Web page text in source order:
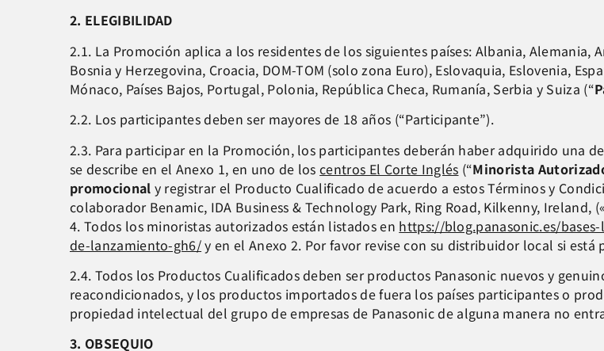
2. ELEGIBILIDAD
2.1. La Promoción aplica a los residentes de los siguientes países: Albania,
Bosnia y Herzegovina, Croacia, DOM-TOM (solo zona Euro), Eslovaquia, Eslovenia,
Mónaco, Países Bajos, Portugal, Polonia, República Checa, Rumanía, Serbia y Suiza (“
2.2. Los participantes deben ser mayores de 18 años (“Participante”).
2.3. Para participar en la Promoción, los participantes deberán haber adquirido una de
se describe en el Anexo 1, en uno de loscentros El Corte Inglés (“Minorista
promocional y registrar el Producto Cualificado de acuerdo a estos Términos y
colaborador Benamic, IDA Business & Technology Park, Ring Road, Kilkenny, Ireland, («
4. Todos los minoristas autorizados están listados en https://blog.panasonic.es/
de-lanzamiento-gh6/y en el Anexo 2. Por favor revise con su distribuidor local si
2.4. Todos los Productos Cualificados deben ser productos Panasonic nuevos y
reacondicionados, y los productos importados de fuera los países participantes o
propiedad intelectual del grupo de empresas de Panasonic de alguna manera no
3. OBSEQUIO